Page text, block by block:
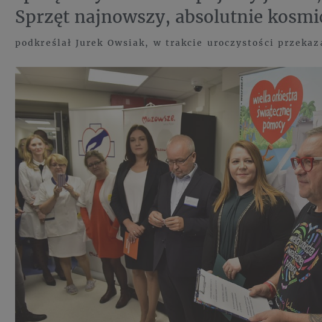
Sprzęt najnowszy, absolutnie
podkreślał Jurek Owsiak, w trakcie uroczystości